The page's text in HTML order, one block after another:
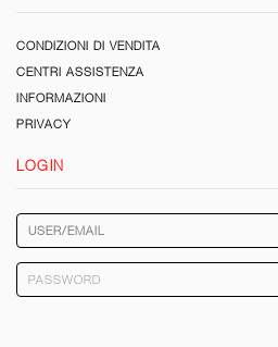
CONDIZIONI DI VENDITA
CENTRI ASSISTENZA
INFORMAZIONI
PRIVACY
LOGIN